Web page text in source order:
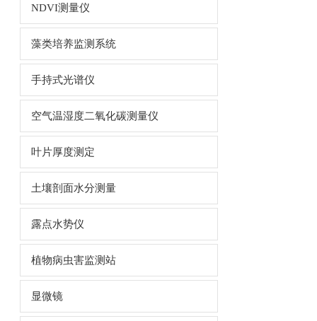
NDVI测量仪
藻类培养监测系统
手持式光谱仪
空气温湿度二氧化碳测量仪
叶片厚度测定
土壤剖面水分测量
露点水势仪
植物病虫害监测站
显微镜